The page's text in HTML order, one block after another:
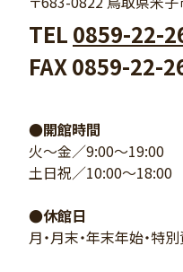
TEL 0859-22-
FAX 0859-22-
●開館時間
火～金／9:00～19:00
土日祝／10:00～18:00
●休館日
月・月末・年末年始・特